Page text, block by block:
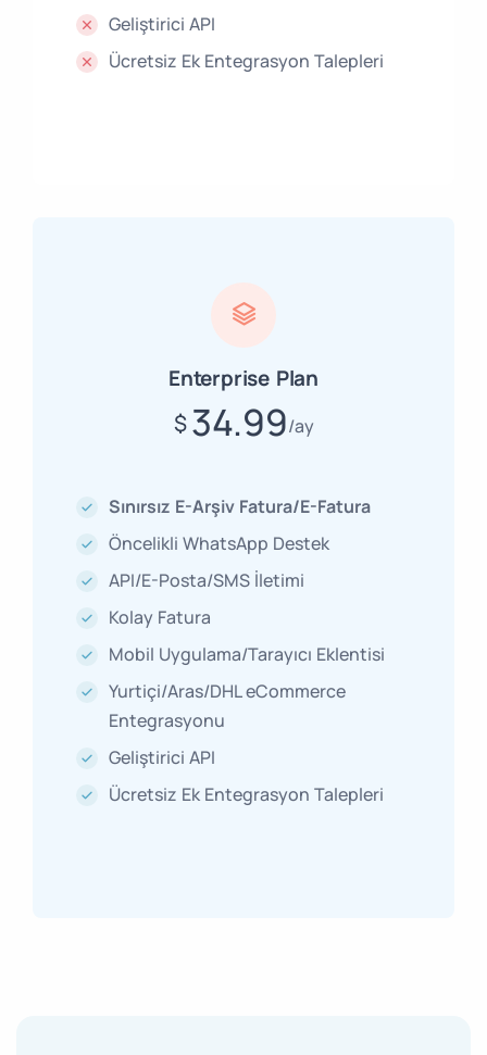
Geliştirici API
Ücretsiz Ek Entegrasyon Talepleri
Enterprise Plan
$ 34.99 ay
Sınırsız E-Arşiv Fatura/E-Fatura
Öncelikli WhatsApp Destek
API/E-Posta/SMS İletimi
Kolay Fatura
Mobil Uygulama/Tarayıcı Eklentisi
Yurtiçi/Aras/DHL eCommerce
Entegrasyonu
Geliştirici API
Ücretsiz Ek Entegrasyon Talepleri